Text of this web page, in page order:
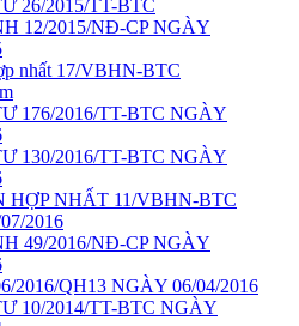
26/2015/TT-BTC
12/2015/NĐ-CP NGÀY
nhất 17/VBHN-BTC
176/2016/TT-BTC NGÀY
130/2016/TT-BTC NGÀY
HỢP NHẤT 11/VBHN-BTC
2016
49/2016/NĐ-CP NGÀY
2016/QH13 NGÀY 06/04/2016
10/2014/TT-BTC NGÀY